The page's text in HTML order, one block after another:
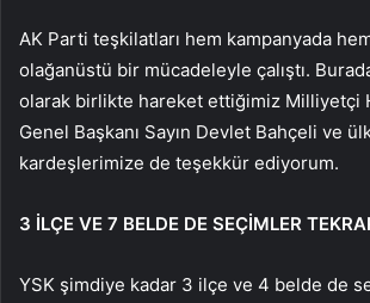
AK Parti teşkilatları hem kampanyada
olağanüstü bir mücadeleyle çalıştı.
olarak birlikte hareket ettiğimiz Milliyetçi
Genel Başkanı Sayın Devlet Bahçeli ve
kardeşlerimize de teşekkür ediyorum.
3 İLÇE VE 7 BELDE DE SEÇİMLER
YSK şimdiye kadar 3 ilçe ve 4 belde de